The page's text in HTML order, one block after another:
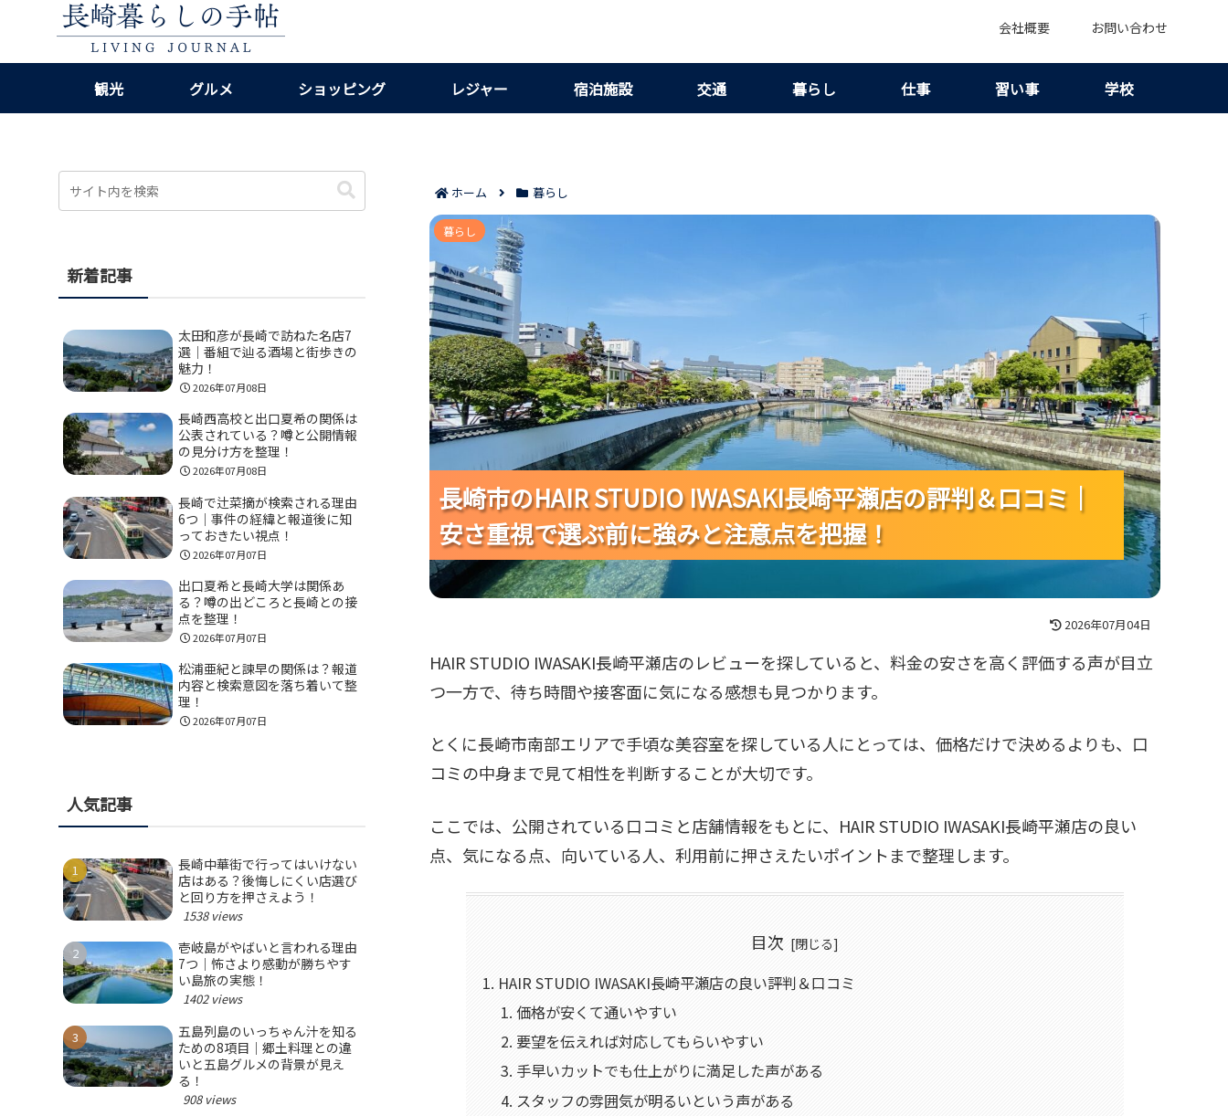
会社概要 お問い合わせ
観光 グルメ ショッピング レジャー 宿泊施設 交通 暮らし 仕事 習い事 学校
ホーム 暮らし
長崎市のHAIR STUDIO IWASAKI長崎平瀬店の評判＆口コミ｜安さ重視で選ぶ前に強みと注意点を把握！
長崎市のHAIR STUDIO IWASAKI長崎平瀬店の評判＆口コミ｜
安さ重視で選ぶ前に強みと注意点を把握！
長崎市のHAIR STUDIO IWASAKI長崎平瀬店の評判＆口コミ｜
安さ重視で選ぶ前に強みと注意点を把握！
長崎市のHAIR STUDIO IWASAKI長崎平瀬店の評判＆口コミ｜
安さ重視で選ぶ前に強みと注意点を把握！
暮らし
2026年07月04日
HAIR STUDIO IWASAKI長崎平瀬店のレビューを探していると、料金の安さを高く評価する声が目立
つ一方で、待ち時間や接客面に気になる感想も見つかります。
とくに長崎市南部エリアで手頃な美容室を探している人にとっては、価格だけで決めるよりも、口
コミの中身まで見て相性を判断することが大切です。
ここでは、公開されている口コミと店舗情報をもとに、HAIR STUDIO IWASAKI長崎平瀬店の良い
点、気になる点、向いている人、利用前に押さえたいポイントまで整理します。
目次
HAIR STUDIO IWASAKI長崎平瀬店の良い評判＆口コミ
価格が安くて通いやすい
要望を伝えれば対応してもらいやすい
手早いカットでも仕上がりに満足した声がある
スタッフの雰囲気が明るいという声がある
新着記事
太田和彦が長崎で訪ねた名店7
選｜番組で辿る酒場と街歩きの
魅力！
2026年07月08日
長崎西高校と出口夏希の関係は
公表されている？噂と公開情報
の見分け方を整理！
2026年07月08日
長崎で辻菜摘が検索される理由
6つ｜事件の経緯と報道後に知
っておきたい視点！
2026年07月07日
出口夏希と長崎大学は関係あ
る？噂の出どころと長崎との接
点を整理！
2026年07月07日
松浦亜紀と諫早の関係は？報道
内容と検索意図を落ち着いて整
理！
2026年07月07日
人気記事
長崎中華街で行ってはいけない
店はある？後悔しにくい店選び
と回り方を押さえよう！
1538 views
壱岐島がやばいと言われる理由
7つ｜怖さより感動が勝ちやす
い島旅の実態！
1402 views
五島列島のいっちゃん汁を知る
ための8項目｜郷土料理との違
いと五島グルメの背景が見え
る！
908 views